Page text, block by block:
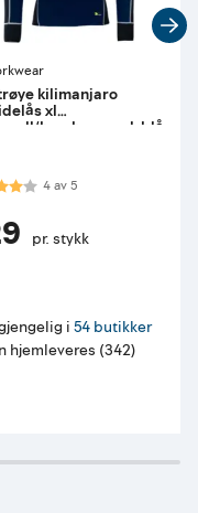
kilimanjaro
xl
bambus mørk blå
4.0 av 5 mulige
4av5
pr. stykk
i 54 butikker
hjemleveres (342)